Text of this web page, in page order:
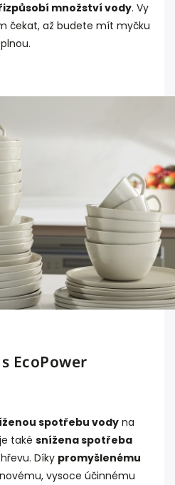
množství vody. Vy
čekat, až budete mít myčku
plnou.
EcoPower
spotřebu vodyna
také snížena spotřeba
Díky promyšlenému
vysoce účinnému